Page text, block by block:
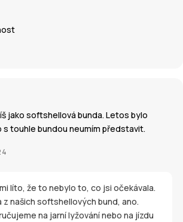
jako softshellová bunda. Letos bylo
s touhle bundou neumím představit.
líto, že to nebylo to, co jsi očekávala.
našich softshellových bund, ano.
na jarní lyžování nebo na jízdu